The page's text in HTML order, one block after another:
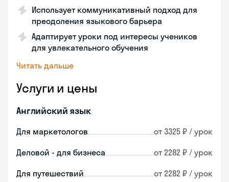
Использует коммуникативный подход для
преодоления языкового барьера
Адаптирует уроки под интересы учеников
для увлекательного обучения
Читать дальше
Услуги и цены
Английский язык
Для маркетологов от 3325 ₽ / урок
Деловой - для бизнеса от 2282 ₽ / урок
Для путешествий от 2282 ₽ / урок